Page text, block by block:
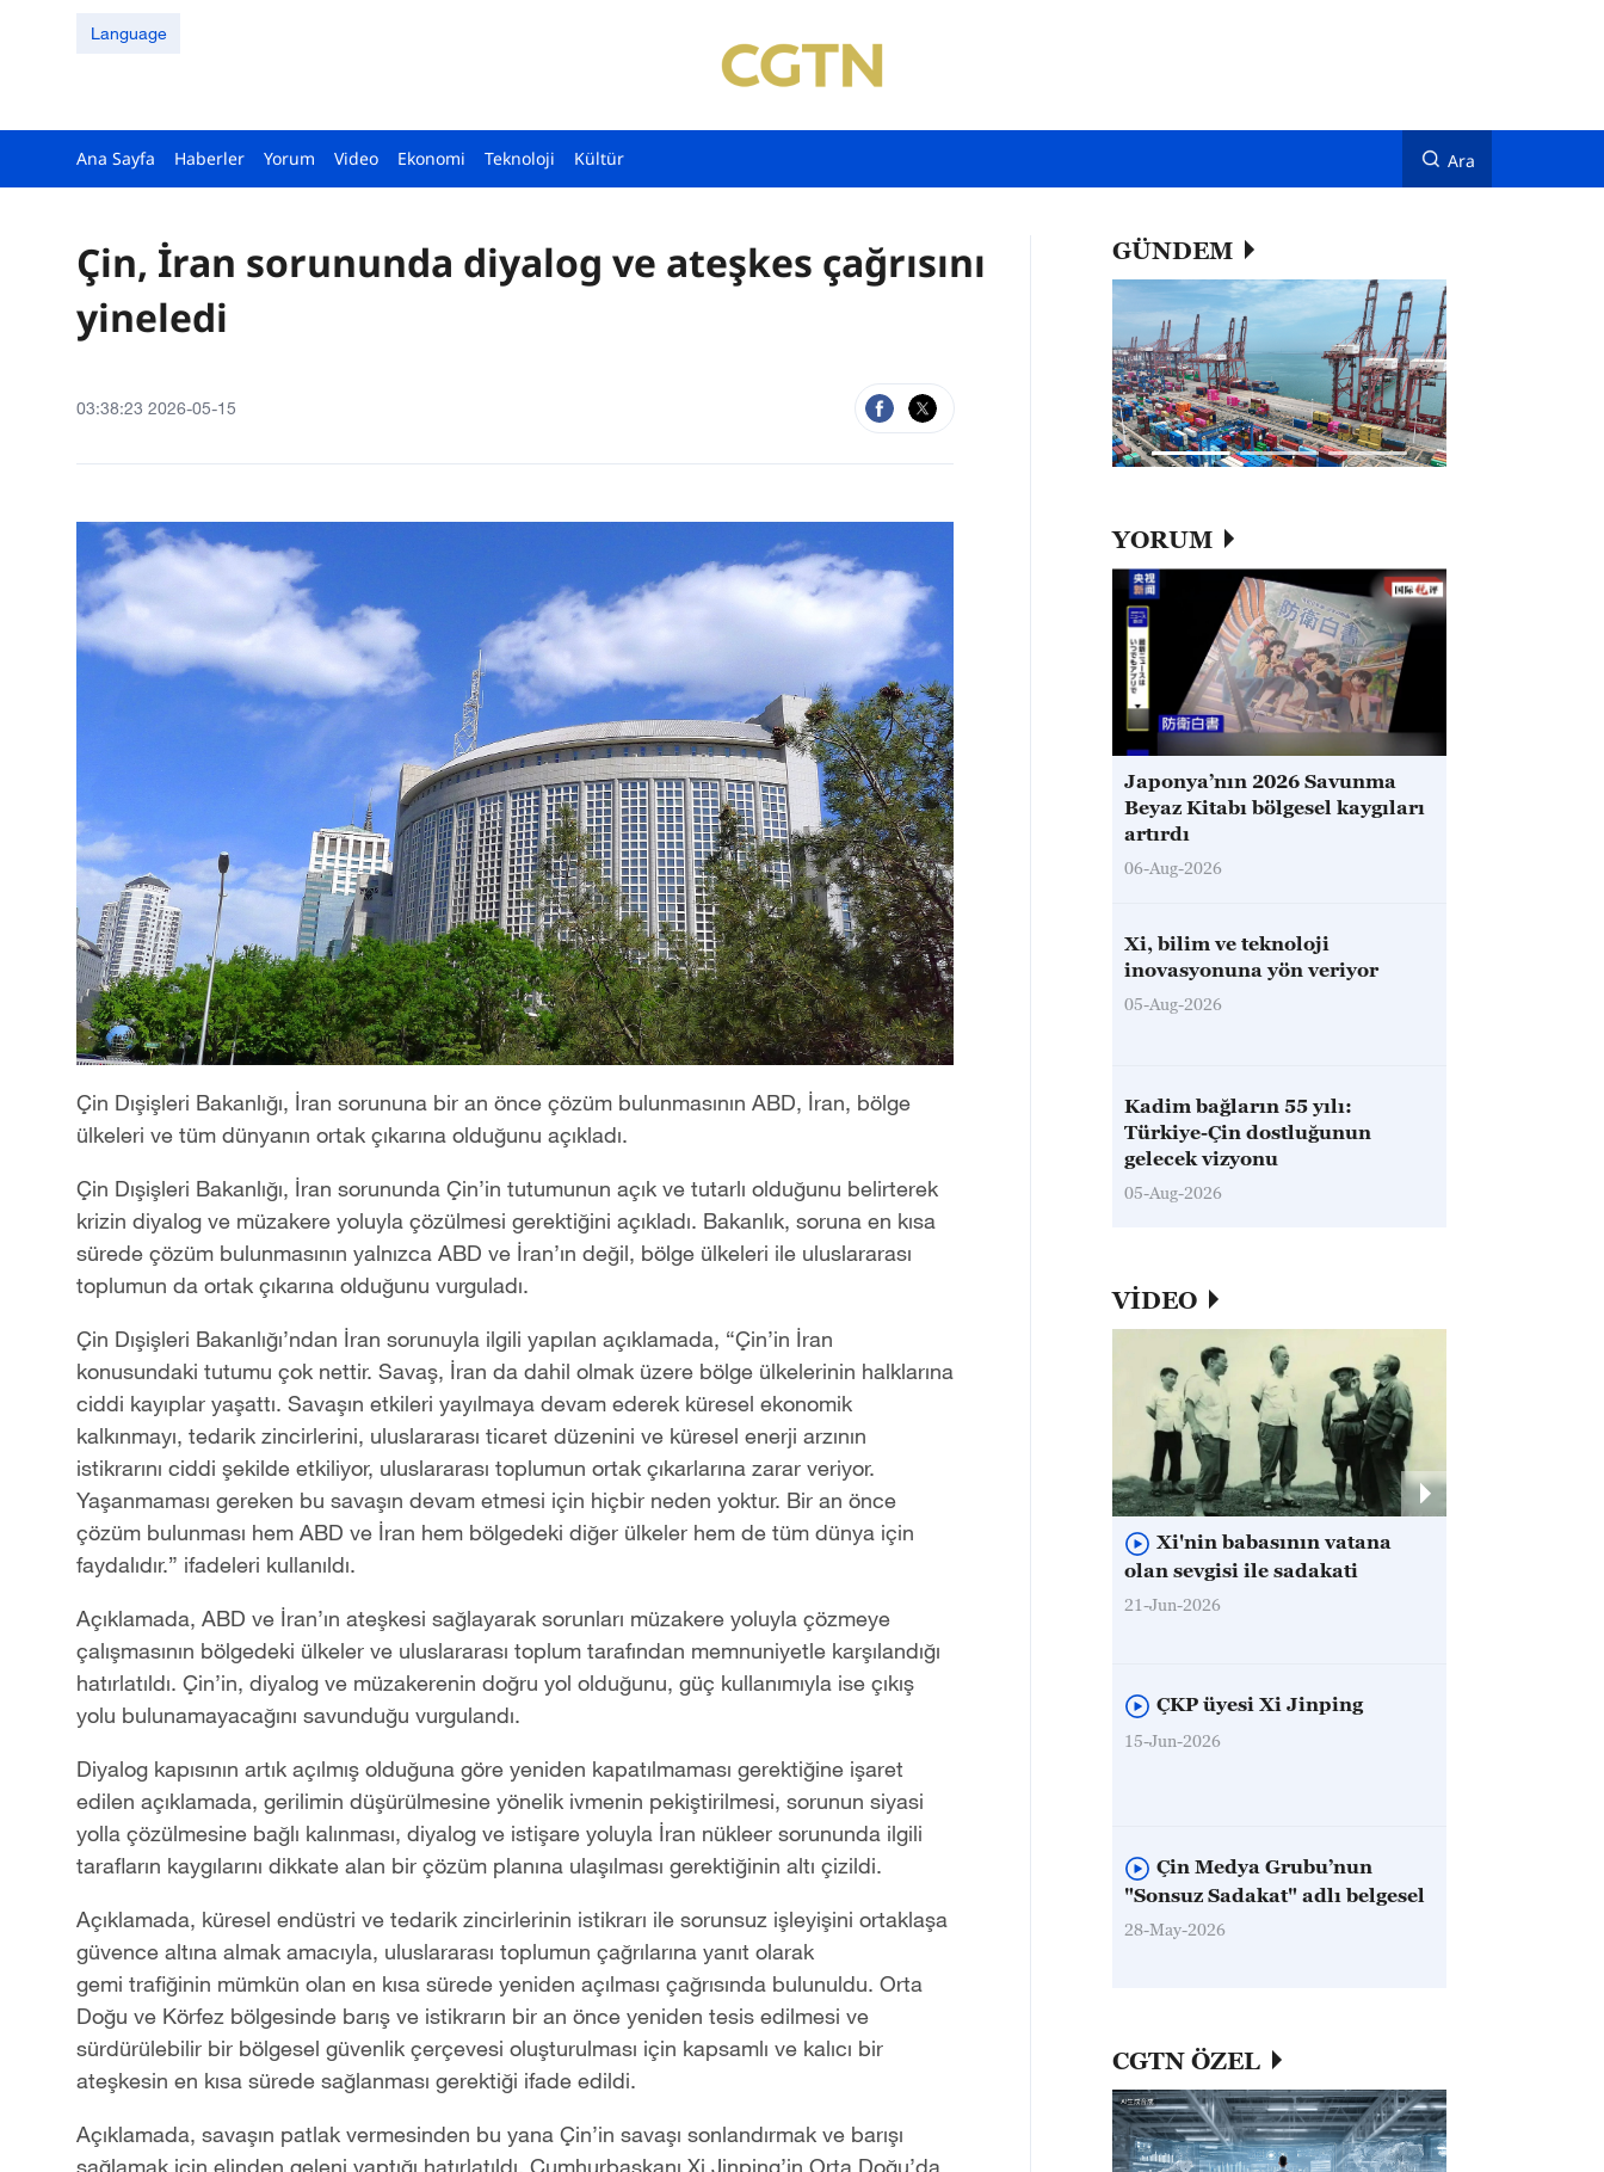
Language
Ana Sayfa Haberler Yorum Video Ekonomi Teknoloji Kültür Ara
Çin, İran sorununda diyalog ve ateşkes çağrısını
yineledi
03:38:23 2026-05-15
Çin Dışişleri Bakanlığı, İran sorununa bir an önce çözüm bulunmasının ABD, İran, bölge
ülkeleri ve tüm dünyanın ortak çıkarına olduğunu açıkladı.
Çin Dışişleri Bakanlığı, İran sorununda Çin’in tutumunun açık ve tutarlı olduğunu belirterek
krizin diyalog ve müzakere yoluyla çözülmesi gerektiğini açıkladı. Bakanlık, soruna en kısa
sürede çözüm bulunmasının yalnızca ABD ve İran’ın değil, bölge ülkeleri ile uluslararası
toplumun da ortak çıkarına olduğunu vurguladı.
Çin Dışişleri Bakanlığı’ndan İran sorunuyla ilgili yapılan açıklamada, “Çin’in İran
konusundaki tutumu çok nettir. Savaş, İran da dahil olmak üzere bölge ülkelerinin halklarına
ciddi kayıplar yaşattı. Savaşın etkileri yayılmaya devam ederek küresel ekonomik
kalkınmayı, tedarik zincirlerini, uluslararası ticaret düzenini ve küresel enerji arzının
istikrarını ciddi şekilde etkiliyor, uluslararası toplumun ortak çıkarlarına zarar veriyor.
Yaşanmaması gereken bu savaşın devam etmesi için hiçbir neden yoktur. Bir an önce
çözüm bulunması hem ABD ve İran hem bölgedeki diğer ülkeler hem de tüm dünya için
faydalıdır.” ifadeleri kullanıldı.
Açıklamada, ABD ve İran’ın ateşkesi sağlayarak sorunları müzakere yoluyla çözmeye
çalışmasının bölgedeki ülkeler ve uluslararası toplum tarafından memnuniyetle karşılandığı
hatırlatıldı. Çin’in, diyalog ve müzakerenin doğru yol olduğunu, güç kullanımıyla ise çıkış
yolu bulunamayacağını savunduğu vurgulandı.
Diyalog kapısının artık açılmış olduğuna göre yeniden kapatılmaması gerektiğine işaret
edilen açıklamada, gerilimin düşürülmesine yönelik ivmenin pekiştirilmesi, sorunun siyasi
yolla çözülmesine bağlı kalınması, diyalog ve istişare yoluyla İran nükleer sorununda ilgili
tarafların kaygılarını dikkate alan bir çözüm planına ulaşılması gerektiğinin altı çizildi.
Açıklamada, küresel endüstri ve tedarik zincirlerinin istikrarı ile sorunsuz işleyişini ortaklaşa
güvence altına almak amacıyla, uluslararası toplumun çağrılarına yanıt olarak
gemi trafiğinin mümkün olan en kısa sürede yeniden açılması çağrısında bulunuldu. Orta
Doğu ve Körfez bölgesinde barış ve istikrarın bir an önce yeniden tesis edilmesi ve
sürdürülebilir bir bölgesel güvenlik çerçevesi oluşturulması için kapsamlı ve kalıcı bir
ateşkesin en kısa sürede sağlanması gerektiği ifade edildi.
Açıklamada, savaşın patlak vermesinden bu yana Çin’in savaşı sonlandırmak ve barışı
sağlamak için elinden geleni yaptığı hatırlatıldı. Cumhurbaşkanı Xi Jinping’in Orta Doğu’da
GÜNDEM
YORUM
Japonya’nın 2026 Savunma
Beyaz Kitabı bölgesel kaygıları
artırdı
06-Aug-2026
Xi, bilim ve teknoloji
inovasyonuna yön veriyor
05-Aug-2026
Kadim bağların 55 yılı:
Türkiye-Çin dostluğunun
gelecek vizyonu
05-Aug-2026
VİDEO
Xi'nin babasının vatana
olan sevgisi ile sadakati
21-Jun-2026
ÇKP üyesi Xi Jinping
15-Jun-2026
Çin Medya Grubu’nun
"Sonsuz Sadakat" adlı belgesel
28-May-2026
CGTN ÖZEL